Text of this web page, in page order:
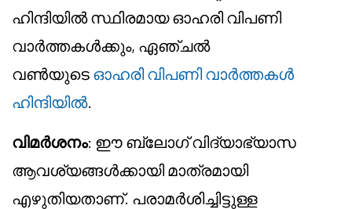
ഹിന്ദിയിൽ സ്ഥിരമായ ഓഹരി വിപണി
വാർത്തകൾക്കും, ഏഞ്ചൽ
വൺയുടെ ഓഹരി വിപണി വാർത്തകൾ
ഹിന്ദിയിൽ.
വിമർശനം: ഈ ബ്ലോഗ് വിദ്യാഭ്യാസ
ആവശ്യങ്ങൾക്കായി മാത്രമായി
എഴുതിയതാണ്. പരാമർശിച്ചിട്ടുള്ള